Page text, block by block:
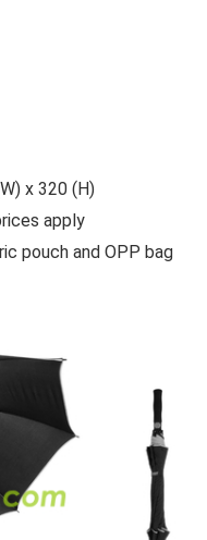
x 320 (H)
apply
pouch and OPP bag